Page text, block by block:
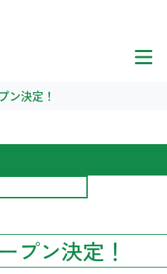
ン決定！
プン決定！